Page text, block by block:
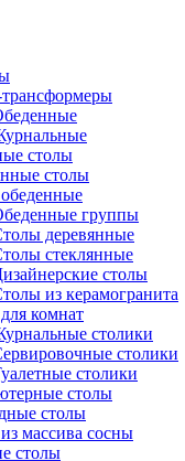
столы
столы
группы
деревянные
стеклянные
столы
из керамогранита
комнат
столики
столики
столики
столы
столы
массива сосны
столы